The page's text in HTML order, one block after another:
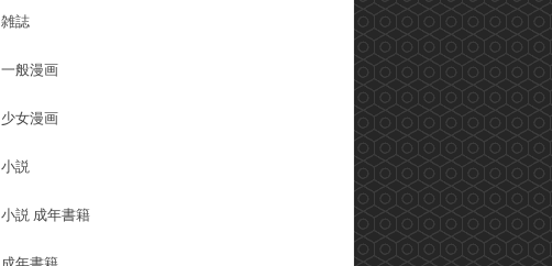
雑誌
一般漫画
少女漫画
小説
小説 成年書籍